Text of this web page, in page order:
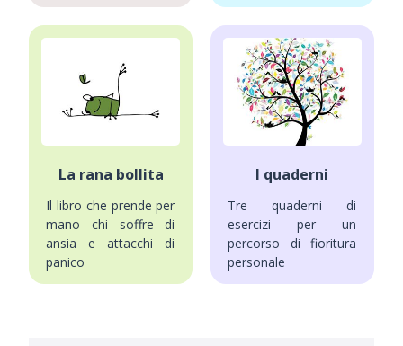
La rana bollita
Il libro che prende per
mano chi soffre di
ansia e attacchi di
panico
I quaderni
Tre quaderni di
esercizi per un
percorso di fioritura
personale